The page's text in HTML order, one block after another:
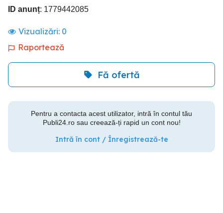
ID anunț: 1779442085
Vizualizări: 0
Raportează
Fă ofertă
Pentru a contacta acest utilizator, intră în contul tău
Publi24.ro sau creează-ți rapid un cont nou!
Intră în cont / Înregistrează-te